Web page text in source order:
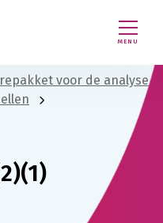
MENU
voor de analyse